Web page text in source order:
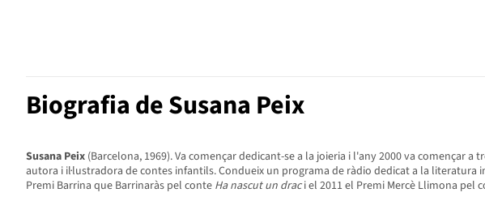
Biografia de Susana Peix
Susana Peix (Barcelona, 1969). Va començar dedicant-se a la joieria i l'any 2000 va
autora i il·lustradora de contes infantils. Condueix un programa de ràdio dedicat a la literatura
Premi Barrina que Barrinaràs pel conte Ha nascut un draci el 2011 el Premi Mercè Llimona pel